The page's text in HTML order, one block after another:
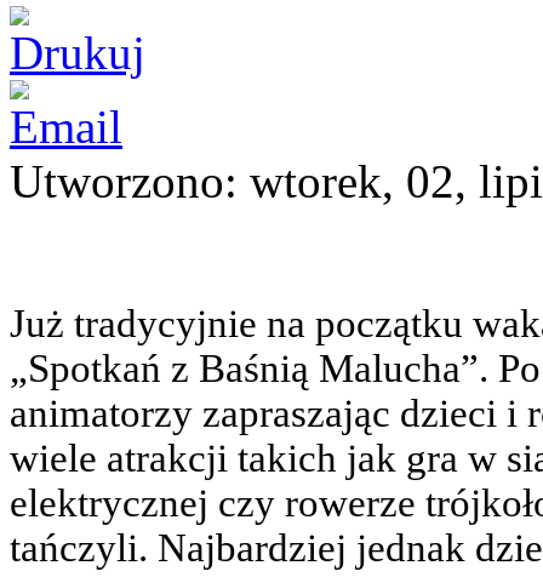
Utworzono: wtorek, 02,
Już tradycyjnie na początku
„Spotkań z Baśnią Malucha”.
animatorzy zapraszając dzieci i
wiele atrakcji takich jak gra w
elektrycznej czy rowerze
tańczyli. Najbardziej jednak